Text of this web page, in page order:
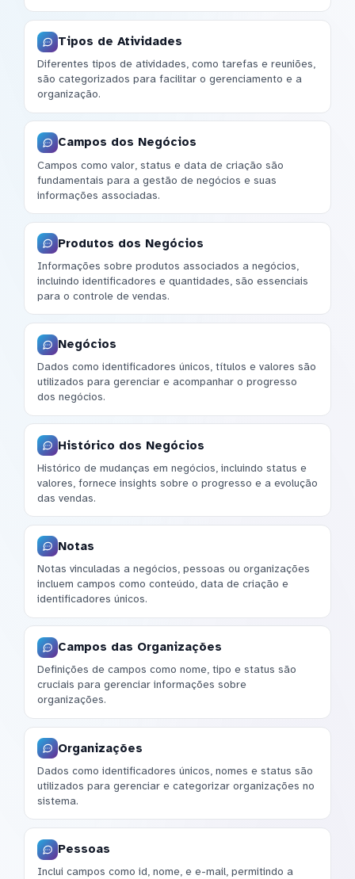
Tipos de Atividades
Diferentes tipos de atividades, como tarefas e reuniões,
são categorizados para facilitar o gerenciamento e a
organização.
Campos dos Negócios
Campos como valor, status e data de criação são
fundamentais para a gestão de negócios e suas
informações associadas.
Produtos dos Negócios
Informações sobre produtos associados a negócios,
incluindo identificadores e quantidades, são essenciais
para o controle de vendas.
Negócios
Dados como identificadores únicos, títulos e valores são
utilizados para gerenciar e acompanhar o progresso
dos negócios.
Histórico dos Negócios
Histórico de mudanças em negócios, incluindo status e
valores, fornece insights sobre o progresso e a evolução
das vendas.
Notas
Notas vinculadas a negócios, pessoas ou organizações
incluem campos como conteúdo, data de criação e
identificadores únicos.
Campos das Organizações
Definições de campos como nome, tipo e status são
cruciais para gerenciar informações sobre
organizações.
Organizações
Dados como identificadores únicos, nomes e status são
utilizados para gerenciar e categorizar organizações no
sistema.
Pessoas
Inclui campos como id, nome, e e-mail, permitindo a